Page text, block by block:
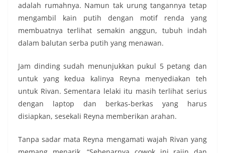
adalah rumahnya. Namun tak urung tangannya tetap
mengambil kain putih dengan motif renda yang
membuatnya terlihat semakin anggun, tubuh indah
dalam balutan serba putih yang menawan.
Jam dinding sudah menunjukkan pukul 5 petang dan
untuk yang kedua kalinya Reyna menyediakan teh
untuk Rivan. Sementara lelaki itu masih terlihat serius
dengan laptop dan berkas-berkas yang harus
disiapkan, sesekali Reyna memberikan arahan.
Tanpa sadar mata Reyna mengamati wajah Rivan yang